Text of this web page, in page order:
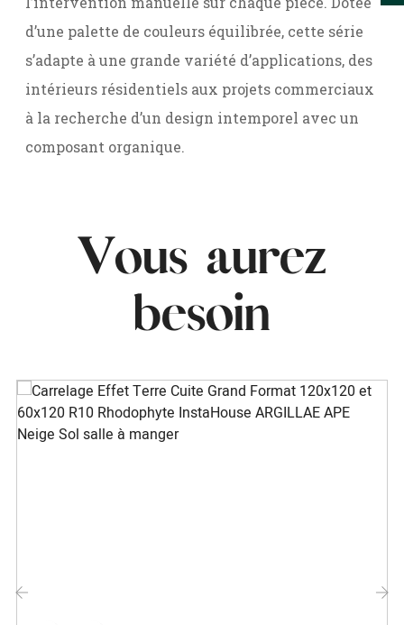
d’une palette de couleurs équilibrée, cette série
s’adapte à une grande variété d’applications, des
intérieurs résidentiels aux projets commerciaux
à la recherche d’un design intemporel avec un
composant organique.
Vous aurez
besoin